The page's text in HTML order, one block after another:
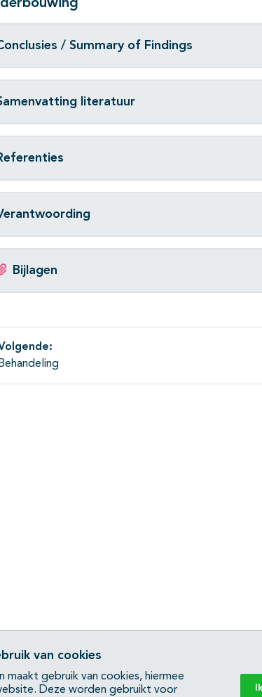
open- en dichtklappen
open- en dichtklappen
/ Summary of Findings
literatuur
Bijlagen
van cookies
maakt gebruik van cookies, hiermee
Deze worden gebruikt voor